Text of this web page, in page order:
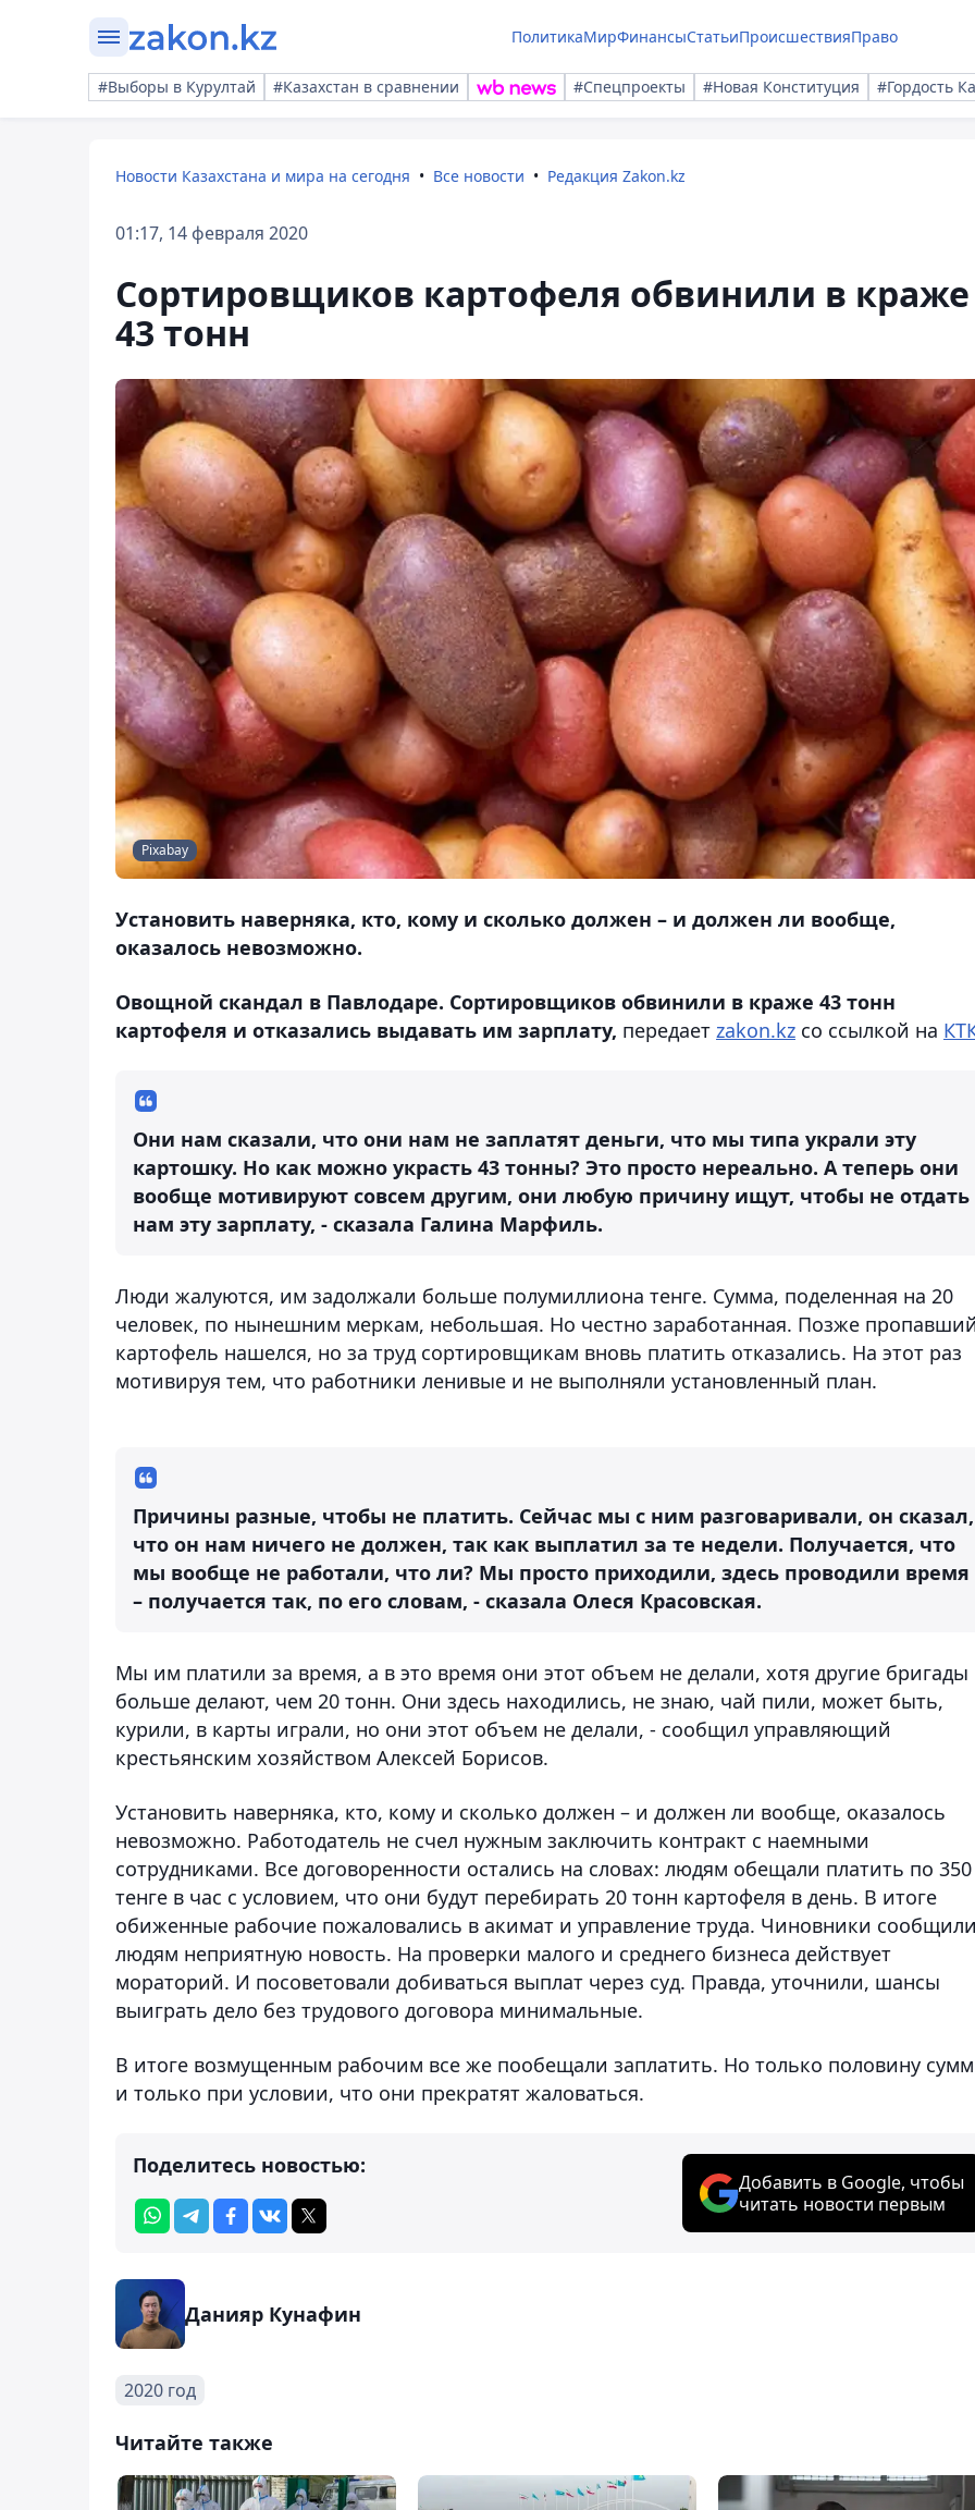
ПолитикаМирФинансыСтатьиПроисшествияПраво
#Выборы в Курултай #Казахстан в сравнении #Спецпроекты #Новая Конституция #Гордость
Новости Казахстана и мира на сегодня Все новости Редакция Zakon.kz
01:17, 14 февраля 2020
Сортировщиков картофеля обвинили в краже
43 тонн
Pixabay
Установить наверняка, кто, кому и сколько должен – и должен ли вообще,
оказалось невозможно.
Овощной скандал в Павлодаре. Сортировщиков обвинили в краже 43 тонн
картофеля и отказались выдавать им зарплату, передает zakon.kz со ссылкой на
Они нам сказали, что они нам не заплатят деньги, что мы типа украли эту
картошку. Но как можно украсть 43 тонны? Это просто нереально. А теперь они
вообще мотивируют совсем другим, они любую причину ищут, чтобы не отдать
нам эту зарплату, - сказала Галина Марфиль.
Люди жалуются, им задолжали больше полумиллиона тенге. Сумма, поделенная на 20
человек, по нынешним меркам, небольшая. Но честно заработанная. Позже
картофель нашелся, но за труд сортировщикам вновь платить отказались. На этот раз
мотивируя тем, что работники ленивые и не выполняли установленный план.
Причины разные, чтобы не платить. Сейчас мы с ним разговаривали, он сказал,
что он нам ничего не должен, так как выплатил за те недели. Получается, что
мы вообще не работали, что ли? Мы просто приходили, здесь проводили время
– получается так, по его словам, - сказала Олеся Красовская.
Мы им платили за время, а в это время они этот объем не делали, хотя другие бригады
больше делают, чем 20 тонн. Они здесь находились, не знаю, чай пили, может быть,
курили, в карты играли, но они этот объем не делали, - сообщил управляющий
крестьянским хозяйством Алексей Борисов.
Установить наверняка, кто, кому и сколько должен – и должен ли вообще, оказалось
невозможно. Работодатель не счел нужным заключить контракт с наемными
сотрудниками. Все договоренности остались на словах: людям обещали платить по 350
тенге в час с условием, что они будут перебирать 20 тонн картофеля в день. В итоге
обиженные рабочие пожаловались в акимат и управление труда. Чиновники
людям неприятную новость. На проверки малого и среднего бизнеса действует
мораторий. И посоветовали добиваться выплат через суд. Правда, уточнили, шансы
выиграть дело без трудового договора минимальные.
В итоге возмущенным рабочим все же пообещали заплатить. Но только половину
и только при условии, что они прекратят жаловаться.
Поделитесь новостью:
Добавить в Google, чтобы
читать новости первым
Данияр Кунафин
2020 год
Читайте также